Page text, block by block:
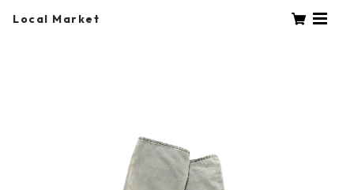
Local Market